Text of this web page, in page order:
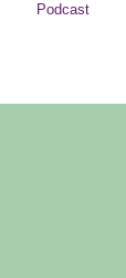
Podcast